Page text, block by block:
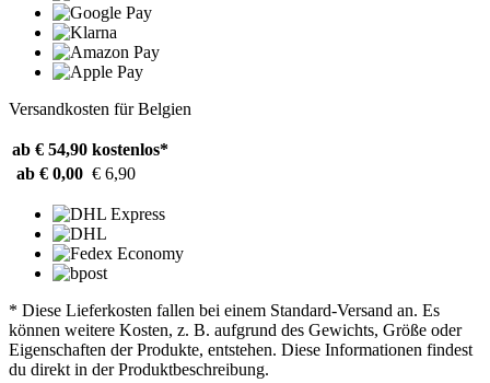
Versandkosten für Belgien
ab € 54,90 kostenlos*
ab € 0,00 € 6,90
* Diese Lieferkosten fallen bei einem Standard-Versand an. Es
können weitere Kosten, z. B. aufgrund des Gewichts, Größe oder
Eigenschaften der Produkte, entstehen. Diese Informationen findest
du direkt in der Produktbeschreibung.